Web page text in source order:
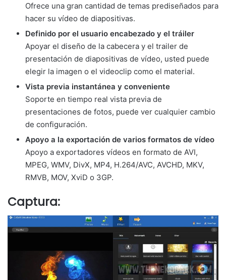
Ofrece una gran cantidad de temas prediseñados para
hacer su vídeo de diapositivas.
Definido por el usuario encabezado y el tráiler
Apoyar el diseño de la cabecera y el trailer de
presentación de diapositivas de vídeo, usted puede
elegir la imagen o el videoclip como el material.
Vista previa instantánea y conveniente
Soporte en tiempo real vista previa de
presentaciones de fotos, puede ver cualquier cambio
de configuración.
Apoyo a la exportación de varios formatos de vídeo
Apoyo a exportadores vídeos en formato de AVI,
MPEG, WMV, DivX, MP4, H.264/AVC, AVCHD, MKV,
RMVB, MOV, XviD o 3GP.
Captura: